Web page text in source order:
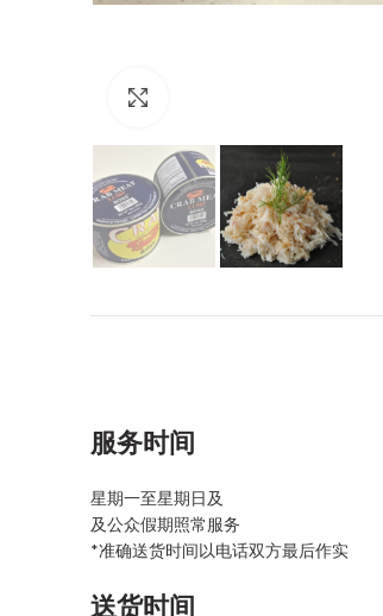
服务时间
星期一至星期日及
及公众假期照常服务
*准确送货时间以电话双方最后作实
送货时间